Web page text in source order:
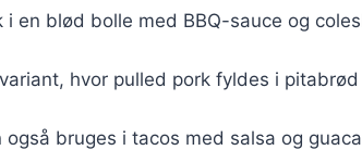
i en blød bolle med BBQ-sauce og
hvor pulled pork fyldes i
også bruges i tacos med salsa og